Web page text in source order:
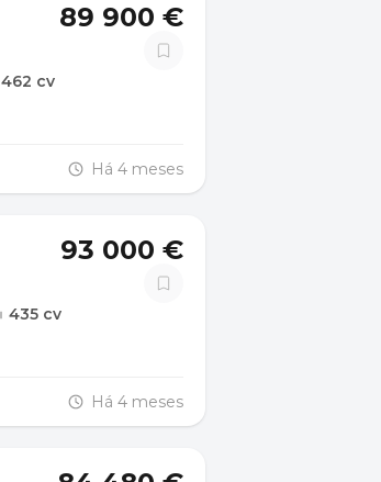
89 900 €
462 cv
Há 4 meses
93 000 €
435 cv
Há 4 meses